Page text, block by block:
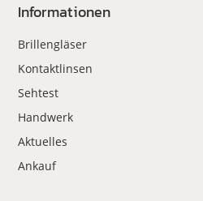
Informationen
Brillengläser
Kontaktlinsen
Sehtest
Handwerk
Aktuelles
Ankauf